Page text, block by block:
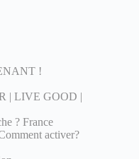
!
| LIVE GOOD |
? France
activer?